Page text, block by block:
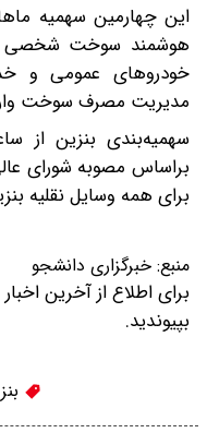
هوشمند سوخت شخصی
خودرو‌های عمومی و
مدیریت مصرف سوخت
براساس مصوبه شورای
برای همه وسایل نقلیه
منبع: خبرگزاری دانشجو
برای اطلاع از آخرین
بپیوندید.